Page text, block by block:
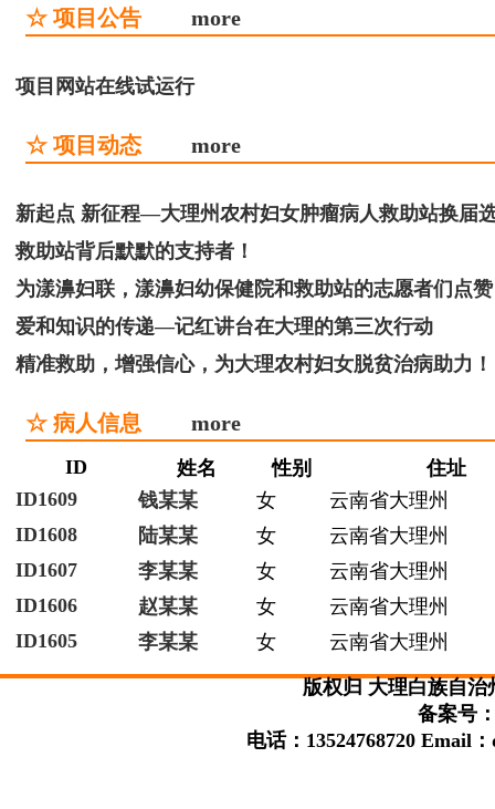
☆ 项目公告 more
项目网站在线试运行
☆ 项目动态 more
新起点 新征程—大理州农村妇女肿瘤病人救助站换届
救助站背后默默的支持者！
为漾濞妇联，漾濞妇幼保健院和救助站的志愿者们点
爱和知识的传递—记红讲台在大理的第三次行动
精准救助，增强信心，为大理农村妇女脱贫治病助力！
☆ 病人信息 more
ID 姓名 性别
住址
ID1609
钱某某 女
云南省大理州
ID1608
陆某某 女
云南省大理州
ID1607
李某某 女
云南省大理州
ID1606
赵某某 女
云南省大理州
ID1605
李某某 女 云南省大理州
版权归 大理白族自
备案号
电话：13524768720 Email